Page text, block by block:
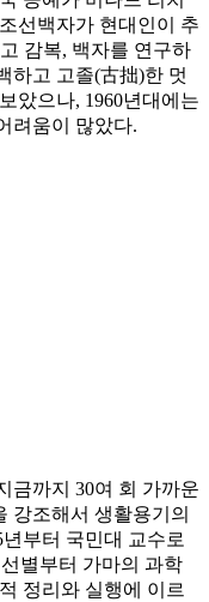
선백자가 현대인이 추
감복, 백자를 연구하
하고 고졸(古拙)한 멋
았으나, 1960년대에는
려움이 많았다.
금까지 30여 회 가까운
강조해서 생활용기의
부터 국민대 교수로
별부터 가마의 과학
정리와 실행에 이르